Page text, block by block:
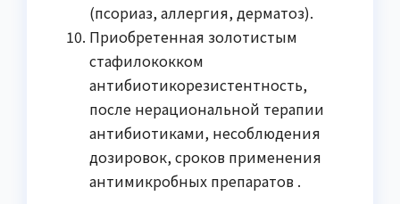
(псориаз, аллергия, дерматоз).
Приобретенная золотистым
стафилококком
антибиотикорезистентность,
после нерациональной терапии
антибиотиками, несоблюдения
дозировок, сроков применения
антимикробных препаратов .